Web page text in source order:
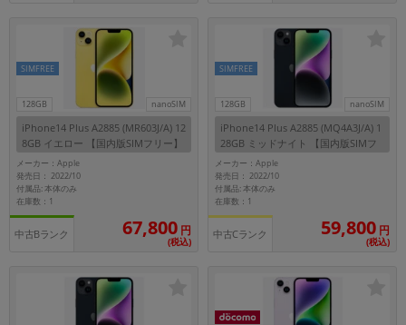
128GB nanoSIM
SIMFREE
iPhone14 Plus A2885 (MR603J/A) 12
8GB イエロー 【国内版SIMフリー】
メーカー：Apple
発売日： 2022/10
付属品: 本体のみ
在庫数：1
中古Bランク 67,800 円
(税込)
128GB nanoSIM
SIMFREE
iPhone14 Plus A2885 (MQ4A3J/A) 1
28GB ミッドナイト 【国内版SIMフ
リー】
メーカー：Apple
発売日： 2022/10
付属品: 本体のみ
在庫数：1
中古Cランク 59,800 円
(税込)